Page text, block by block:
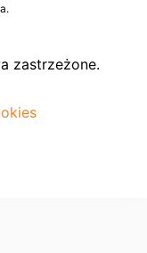
zastrzeżone.